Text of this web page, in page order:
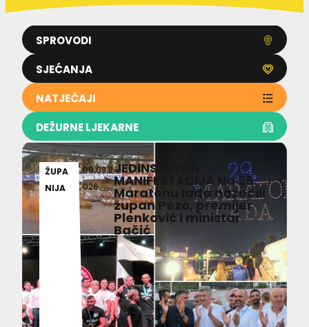
SPROVODI
SJEĆANJA
NATJEČAJI
DEŽURNE LJEKARNE
ŽUPA
NIJA
09.08.2
026
JEDINSTVENA
MANIFESTACIJA Na 29.
Maratonu lađa nazočili
župan Pezo, premijer
Plenković i ministar
Bačić